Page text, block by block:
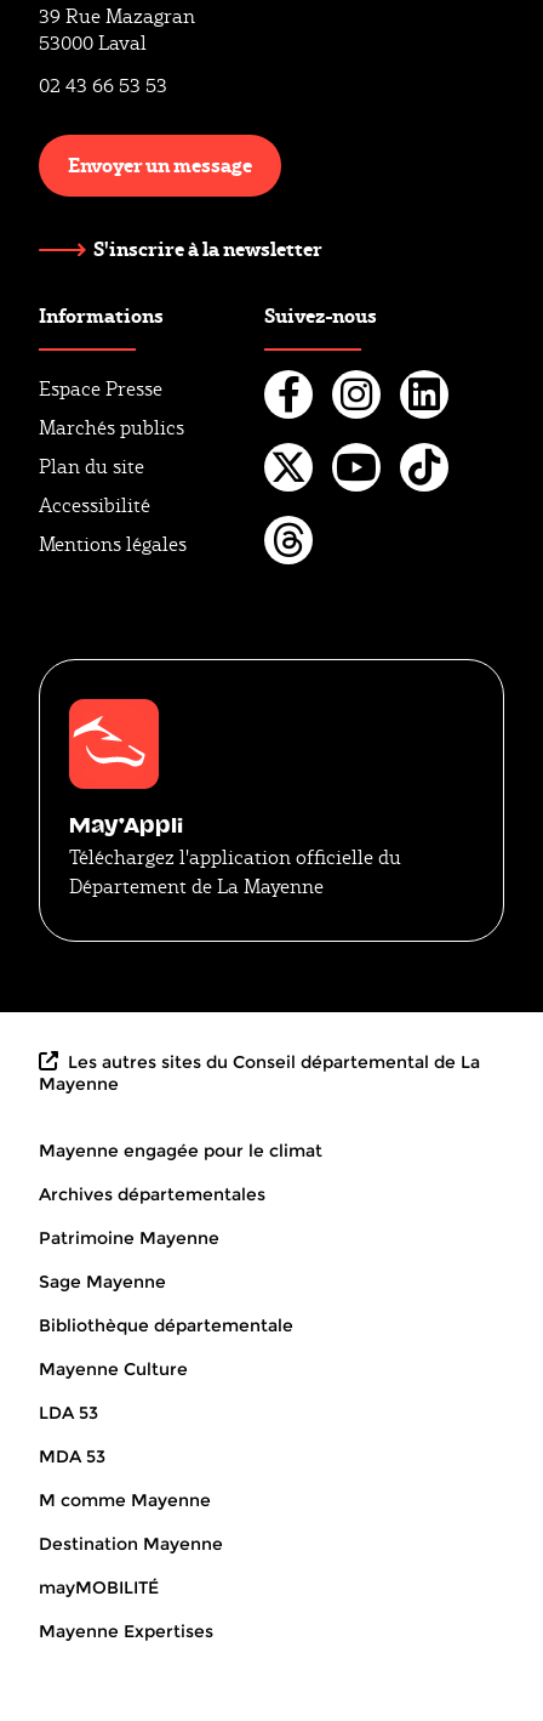
39 Rue Mazagran
53000 Laval
02 43 66 53 53
Envoyer un message
S'inscrire à la newsletter
Informations
Espace Presse
Marchés publics
Plan du site
Accessibilité
Mentions légales
Suivez-nous
Facebook
Twitter
May'Appli
Téléchargez l'application officielle du
Département de La Mayenne
Les autres sites du Conseil départemental de La
Mayenne
Mayenne engagée pour le climat
Archives départementales
Patrimoine Mayenne
Sage Mayenne
Bibliothèque départementale
Mayenne Culture
LDA 53
MDA 53
M comme Mayenne
Destination Mayenne
mayMOBILITÉ
Mayenne Expertises